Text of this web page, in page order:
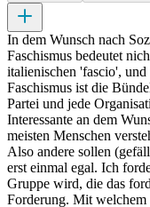
In dem Wunsch nach
Faschismus bedeutet
italienischen 'fascio',
Faschismus ist die
Partei und jede
Interessante an dem
meisten Menschen
Also andere sollen
erst einmal egal. Ich
Gruppe wird, die das
Forderung. Mit welchem